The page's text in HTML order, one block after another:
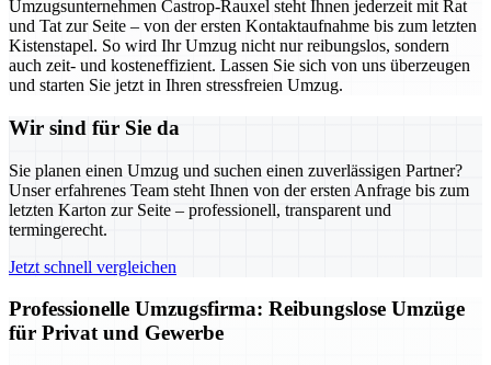
Umzugsunternehmen Castrop-Rauxel steht Ihnen jederzeit mit Rat
und Tat zur Seite – von der ersten Kontaktaufnahme bis zum letzten
Kistenstapel. So wird Ihr Umzug nicht nur reibungslos, sondern
auch zeit- und kosteneffizient. Lassen Sie sich von uns überzeugen
und starten Sie jetzt in Ihren stressfreien Umzug.
Wir sind für Sie da
Sie planen einen Umzug und suchen einen zuverlässigen Partner?
Unser erfahrenes Team steht Ihnen von der ersten Anfrage bis zum
letzten Karton zur Seite – professionell, transparent und
termingerecht.
Jetzt schnell vergleichen
Professionelle Umzugsfirma: Reibungslose Umzüge
für Privat und Gewerbe